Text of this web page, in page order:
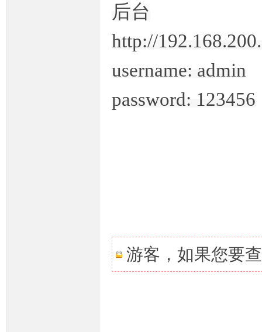
后台
http://
username: admin
password: 123456
游客，如果您要